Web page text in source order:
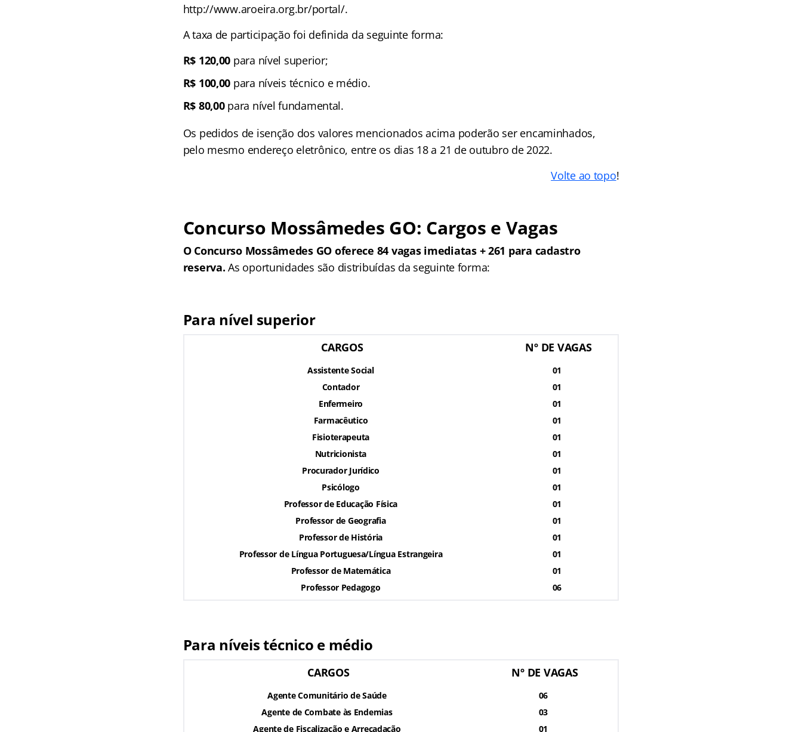
http://www.aroeira.org.br/portal/.
A taxa de participação foi definida da seguinte forma:
R$ 120,00 para nível superior;
R$ 100,00 para níveis técnico e médio.
R$ 80,00para nível fundamental.
Os pedidos de isenção dos valores mencionados acima poderão ser encaminhados,
pelo mesmo endereço eletrônico, entre os dias 18 a 21 de outubro de 2022.
Volte ao topo!
Concurso Mossâmedes GO: Cargos e Vagas
O Concurso Mossâmedes GO oferece 84 vagas imediatas + 261 para cadastro
reserva.As oportunidades são distribuídas da seguinte forma:
Para nível superior
CARGOS Nº DE VAGAS
Assistente Social
Contador
Enfermeiro
Farmacêutico
Fisioterapeuta
Nutricionista
Procurador Jurídico
Psicólogo
Professor de Educação Física
Professor de Geografia
Professor de História
Professor de Língua Portuguesa/Língua Estrangeira
Professor de Matemática
Professor Pedagogo
01
01
01
01
01
01
01
01
01
01
01
01
01
06
Para níveis técnico e médio
CARGOS Nº DE VAGAS
Agente Comunitário de Saúde
Agente de Combate às Endemias
Agente de Fiscalização e Arrecadação
06
03
01